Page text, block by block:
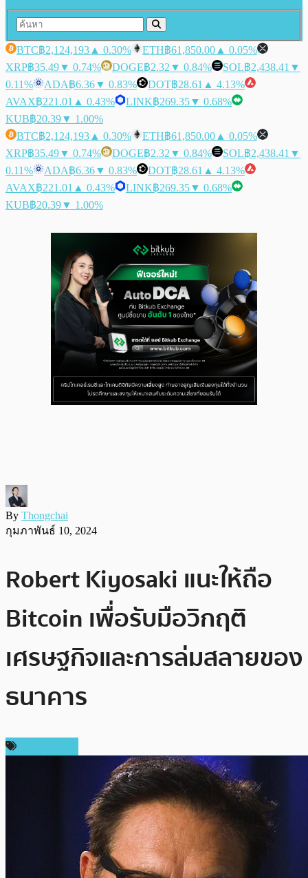
BTC฿2,124,193 ▲ 0.30% ETH฿61,850.00 ▲ 0.05%
XRP฿35.49▼ 0.74% DOGE฿2.32 ▼ 0.84% SOL฿2,438.41 ▼
0.11%
ADA฿6.36▼ 0.83% DOT฿28.61 ▲ 4.13%
AVAX฿221.01 ▲ 0.43% LINK฿269.35▼ 0.68%
KUB฿20.39▼ 1.00%
BTC฿2,124,193 ▲ 0.30% ETH฿61,850.00 ▲ 0.05%
XRP฿35.49▼ 0.74% DOGE฿2.32 ▼ 0.84% SOL฿2,438.41 ▼
0.11%
ADA฿6.36▼ 0.83% DOT฿28.61 ▲ 4.13%
AVAX฿221.01 ▲ 0.43% LINK฿269.35▼ 0.68%
KUB฿20.39▼ 1.00%
By Thongchai
กุมภาพันธ์ 10, 2024
Robert Kiyosaki แนะให้ถือ
Bitcoin เพื่อรับมือวิกฤติ
เศรษฐกิจและการล่มสลายของ
ธนาคาร